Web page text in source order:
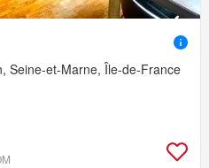
Seine-et-Marne, Île-de-France